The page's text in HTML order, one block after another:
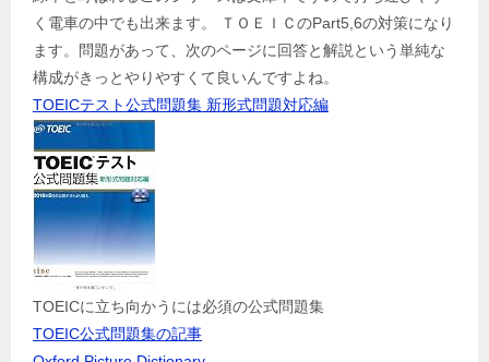
く電車の中でも出来ます。 ＴＯＥＩＣのPart5,6の対策になり
ます。問題があって、次のページに回答と解説という単純な
構成がきっとやりやすくて良いんですよね。
TOEICテスト公式問題集 新形式問題対応編
TOEICに立ち向かうには必須の公式問題集
TOEIC公式問題集の記事